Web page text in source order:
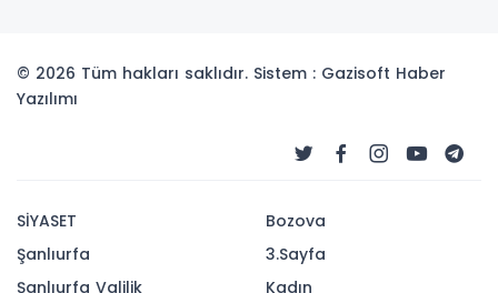
© 2026 Tüm hakları saklıdır. Sistem : Gazisoft Haber
Yazılımı
SİYASET
Şanlıurfa
Şanlıurfa Valilik
Bozova
3.Sayfa
Kadın